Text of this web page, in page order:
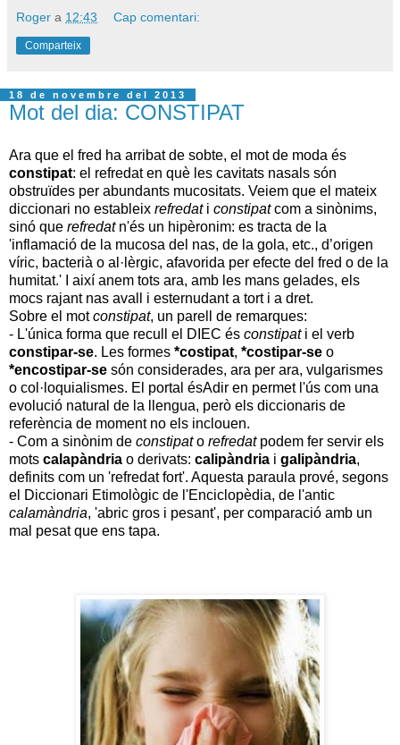
Roger a 12:43 Cap comentari:
Comparteix
18 de novembre del 2013
Mot del dia: CONSTIPAT
Ara que el fred ha arribat de sobte, el mot de moda és
constipat: el refredat en què les cavitats nasals són
obstruïdes per abundants mucositats. Veiem que el mateix
diccionari no estableix refredati constipatcom a sinònims,
sinó que refredatn'és un hipèronim: es tracta de la
'inflamació de la mucosa del nas, de la gola, etc., d’origen
víric, bacterià o al·lèrgic, afavorida per efecte del fred o de la
humitat.' I així anem tots ara, amb les mans gelades, els
mocs rajant nas avall i esternudant a tort i a dret.
Sobre el motconstipat, un parell de remarques:
- L'única forma que recull el DIEC és constipat i el verb
constipar-se. Les formes *costipat, *costipar-se o
*encostipar-se són considerades, ara per ara, vulgarismes
o col·loquialismes. El portal ésAdir en permet l'ús com una
evolució natural de la llengua, però els diccionaris de
referència de moment no els inclouen.
- Com a sinònim de constipato refredat podem fer servir els
mots calapàndria o derivats: calipàndria i galipàndria,
definits com un 'refredat fort'. Aquesta paraula prové, segons
el Diccionari Etimològic de l'Enciclopèdia, de l'antic
calamàndria, 'abric gros i pesant', per comparació amb un
mal pesat que ens tapa.